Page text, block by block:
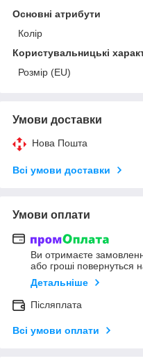
Основні атрибути
Колір
Користувальницькі
Розмір (EU)
Умови доставки
Нова Пошта
Всі умови доставки
Умови оплати
Ви отримаєте
або гроші повернуться
Детальніше
Післяплата
Всі умови оплати